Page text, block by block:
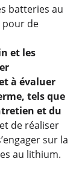
batteries au
de
et les
à évaluer
tels que
et du
de réaliser
sur la
au lithium.